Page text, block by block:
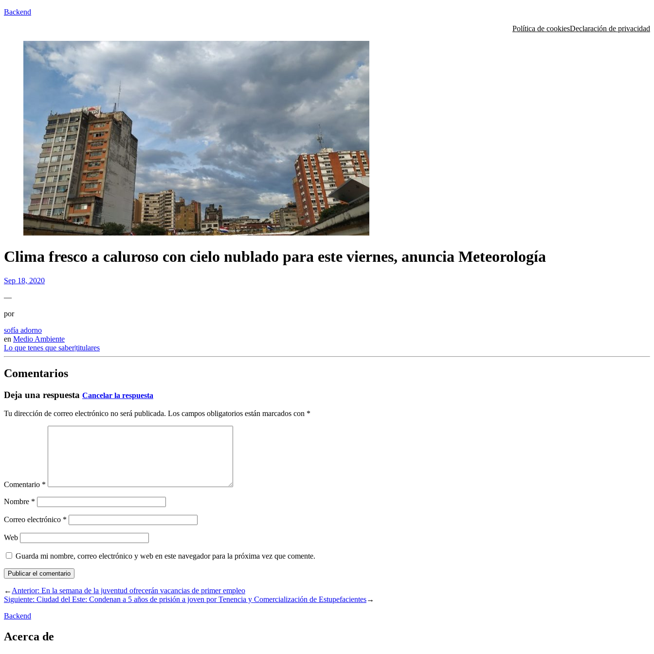
Backend
Política de cookiesDeclaración de privacidad
Clima fresco a caluroso con cielo nublado para este viernes, anuncia Meteorología
Sep 18, 2020
—
por
sofía adorno
en Medio Ambiente
Lo que tenes que saber|titulares
Comentarios
Deja una respuesta Cancelar la respuesta
Tu dirección de correo electrónico no será publicada. Los campos obligatorios están marcados con *
Comentario *
Nombre *
Correo electrónico *
Web
Guarda mi nombre, correo electrónico y web en este navegador para la próxima vez que comente.
←Anterior: En la semana de la juventud ofrecerán vacancias de primer empleo
Siguiente: Ciudad del Este: Condenan a 5 años de prisión a joven por Tenencia y Comercialización de Estupefacientes→
Backend
Acerca de